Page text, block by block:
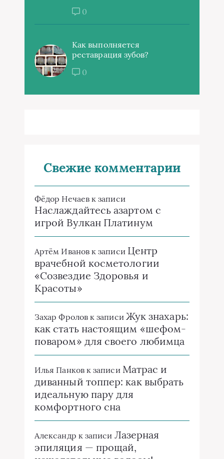
0
Как выполняется
реставрация зубов?
0
Свежие комментарии
Фёдор Нечаевк записи
Наслаждайтесь азартом с
игрой Вулкан Платинум
Артём Ивановк записи Центр
врачебной косметологии
«Созвездие Здоровья и
Красоты»
Захар Фроловк записи Жук знахарь:
как стать настоящим «шефом-
поваром» для своего любимца
Илья Панковк записи Матрас и
диванный топпер: как выбрать
идеальную пару для
комфортного сна
Александр к записи Лазерная
эпиляция — прощай,